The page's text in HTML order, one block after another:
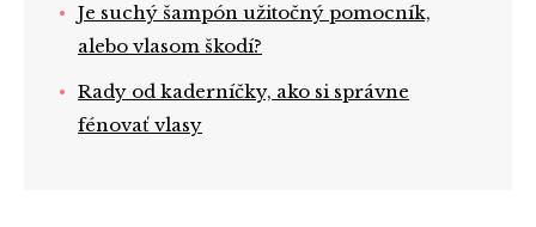
Je suchý šampón užitočný pomocník,
alebo vlasom škodí?
Rady od kaderníčky, ako si správne
fénovať vlasy